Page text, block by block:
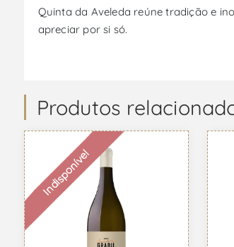
Quinta da Aveleda reúne tradição e
apreciar por si só.
Produtos
Indisponível